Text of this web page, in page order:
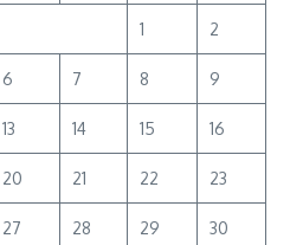
1 2
6 7 8 9
13 14 15 16
20 21 22 23
27 28 29 30